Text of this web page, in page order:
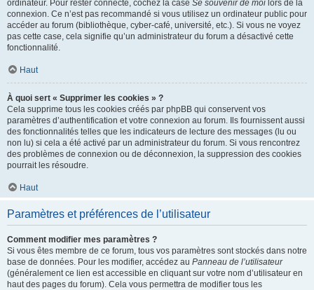
ordinateur. Pour rester connecté, cochez la case Se souvenir de moi lors de la
connexion. Ce n’est pas recommandé si vous utilisez un ordinateur public pour
accéder au forum (bibliothèque, cyber-café, université, etc.). Si vous ne voyez
pas cette case, cela signifie qu’un administrateur du forum a désactivé cette
fonctionnalité.
Haut
À quoi sert « Supprimer les cookies » ?
Cela supprime tous les cookies créés par phpBB qui conservent vos
paramètres d’authentification et votre connexion au forum. Ils fournissent aussi
des fonctionnalités telles que les indicateurs de lecture des messages (lu ou
non lu) si cela a été activé par un administrateur du forum. Si vous rencontrez
des problèmes de connexion ou de déconnexion, la suppression des cookies
pourrait les résoudre.
Haut
Paramètres et préférences de l’utilisateur
Comment modifier mes paramètres ?
Si vous êtes membre de ce forum, tous vos paramètres sont stockés dans notre
base de données. Pour les modifier, accédez au Panneau de l’utilisateur
(généralement ce lien est accessible en cliquant sur votre nom d’utilisateur en
haut des pages du forum). Cela vous permettra de modifier tous les